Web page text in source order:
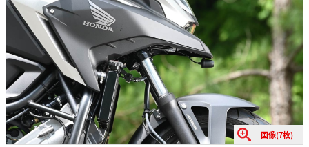
画像(7枚)